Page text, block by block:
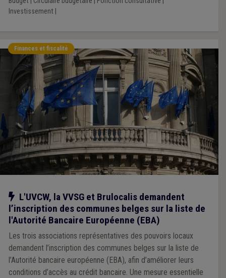
Investissement|
Finances et fiscalité
Notre action
L'UVCW, la VVSG et Brulocalis demandent
l’inscription des communes belges sur la liste de
l'Autorité Bancaire Européenne (EBA)
Les trois associations représentatives des pouvoirs locaux
demandent l’inscription des communes belges sur la liste de
l’Autorité bancaire européenne (EBA), afin d’améliorer leurs
conditions d’accès au crédit bancaire. Une mesure essentielle